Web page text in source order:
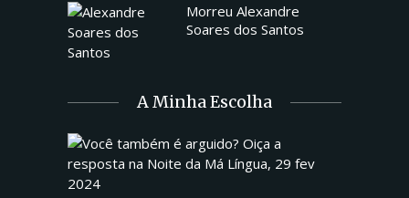
Morreu Alexandre
Soares dos Santos
A Minha Escolha